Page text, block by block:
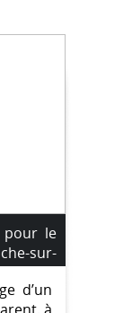
pour le
sur-
d’un